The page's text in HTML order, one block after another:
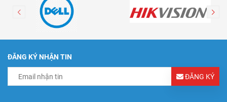
ĐĂNG KÝ NHẬN TIN
ĐĂNG KÝ